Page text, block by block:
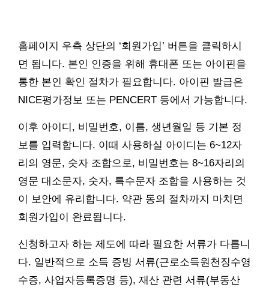
홈페이지 우측 상단의 ‘회원가입’ 버튼을 클릭하시
면 됩니다. 본인 인증을 위해 휴대폰 또는 아이핀을
통한 본인 확인 절차가 필요합니다. 아이핀 발급은
NICE평가정보 또는 PENCERT 등에서 가능합니다.
이후 아이디, 비밀번호, 이름, 생년월일 등 기본 정
보를 입력합니다. 이때 사용하실 아이디는 6~12자
리의 영문, 숫자 조합으로, 비밀번호는 8~16자리의
영문 대소문자, 숫자, 특수문자 조합을 사용하는 것
이 보안에 유리합니다. 약관 동의 절차까지 마치면
회원가입이 완료됩니다.
신청하고자 하는 제도에 따라 필요한 서류가 다릅니
다. 일반적으로 소득 증빙 서류(근로소득원천징수영
수증, 사업자등록증명 등), 재산 관련 서류(부동산